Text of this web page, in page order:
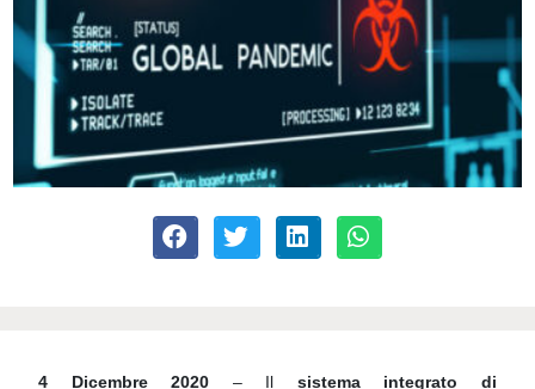
4 Dicembre 2020 – Il sistema integrato di